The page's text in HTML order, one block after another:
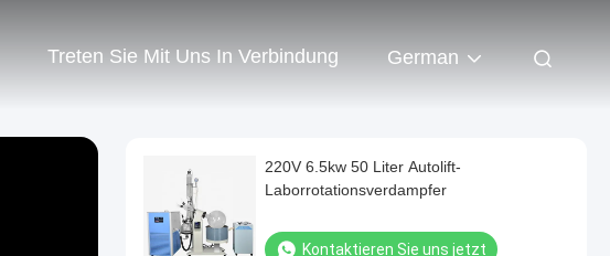
Treten Sie Mit Uns In Verbindung German
220V 6.5kw 50 Liter Autolift-
Laborrotationsverdampfer
Kontaktieren Sie uns jetzt